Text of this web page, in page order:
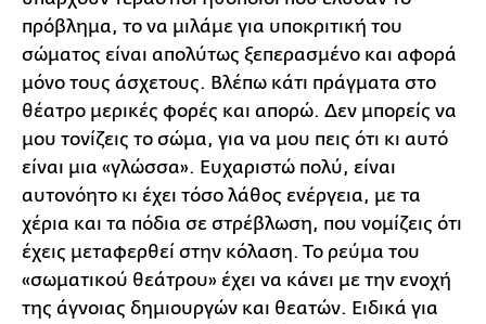
πρόβλημα, το να μιλάμε για υποκριτική του
σώματος είναι απολύτως ξεπερασμένο και αφορά
μόνο τους άσχετους. Βλέπω κάτι πράγματα στο
θέατρο μερικές φορές και απορώ. Δεν μπορείς να
μου τονίζεις το σώμα, για να μου πεις ότι κι αυτό
είναι μια «γλώσσα». Ευχαριστώ πολύ, είναι
αυτονόητο κι έχει τόσο λάθος ενέργεια, με τα
χέρια και τα πόδια σε στρέβλωση, που νομίζεις ότι
έχεις μεταφερθεί στην κόλαση. Το ρεύμα του
«σωματικού θεάτρου» έχει να κάνει με την ενοχή
της άγνοιας δημιουργών και θεατών. Ειδικά για